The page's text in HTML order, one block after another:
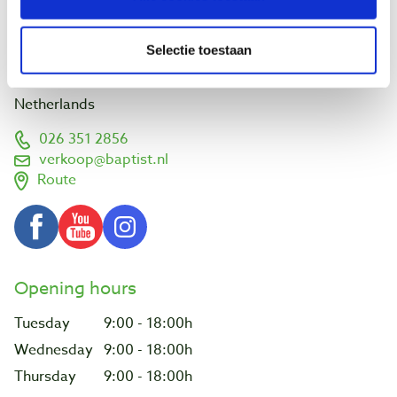
Selectie toestaan
Visit us
6826 TN Arnhem
Netherlands
026 351 2856
verkoop@baptist.nl
Route
Opening hours
Tuesday
9:00 - 18:00h
Wednesday 9:00 - 18:00h
Thursday
9:00 - 18:00h